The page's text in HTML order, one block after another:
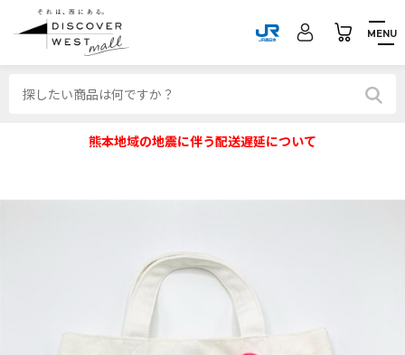
MENU
熊本地域の地震に伴う配送遅延について